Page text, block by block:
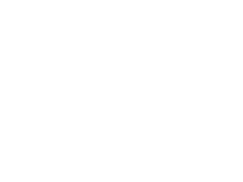
Los jugadores sevillistas
Idumbo y Agoumé. El
estado físico, ya que sufrió
sustituido. Esta mañana
Gudelj apunta a estar